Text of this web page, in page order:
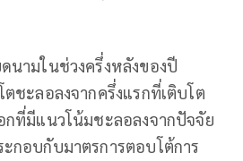
นามในช่วงครึ่งหลังของปี
ตชะลอลงจากครึ่งแรกที่เติบโต
กที่มีแนวโน้มชะลอลงจากปัจจัย
กอบกับมาตรการตอบโต้การ